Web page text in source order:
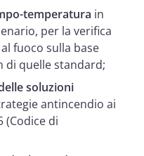
temperatura in
per la verifica
fuoco sulla base
di quelle standard;
soluzioni
antincendio ai
(Codice di